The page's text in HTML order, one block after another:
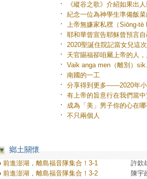
《縱谷之歌》介紹如果出
紀念一位為神學生準備飯
上帝無嫌家私䆀（Siōng-tè
耶和華曾宣告耶穌曾預言
2020聖誕住院記當女兒這
天官賜福卻咱屬上帝的人
Vaik anga men（離別）
南國的一工
分享得到更多——2020年
有上帝的旨意行在我們當
成為「美」男子你的心在
不只兩個人
鄉土關懷
前進澎湖，離島福音隊集合！3-1
許欽
前進澎湖，離島福音隊集合！3-2
陳宇